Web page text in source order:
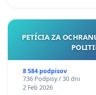
PETÍCIA ZA
8 584 podpisov
736 Podpisy / 30 dni
2 Feb 2026